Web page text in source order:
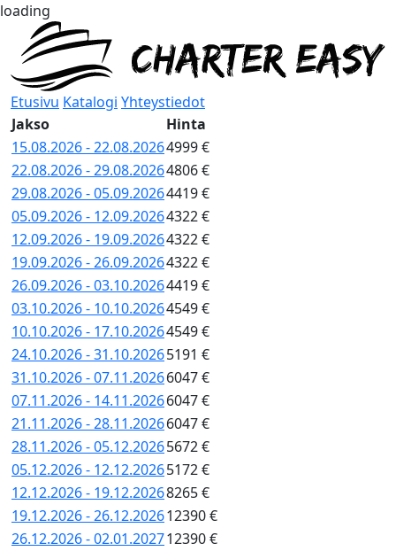
loading
Etusivu Katalogi Yhteystiedot
Jakso
Hinta
15.08.2026 - 22.08.20264999 €
22.08.2026 - 29.08.20264806 €
29.08.2026 - 05.09.20264419 €
05.09.2026 - 12.09.20264322 €
12.09.2026 - 19.09.20264322 €
19.09.2026 - 26.09.20264322 €
26.09.2026 - 03.10.20264419 €
03.10.2026 - 10.10.20264549 €
10.10.2026 - 17.10.20264549 €
24.10.2026 - 31.10.20265191 €
31.10.2026 - 07.11.20266047 €
07.11.2026 - 14.11.20266047 €
21.11.2026 - 28.11.20266047 €
28.11.2026 - 05.12.20265672 €
05.12.2026 - 12.12.20265172 €
12.12.2026 - 19.12.20268265 €
19.12.2026 - 26.12.202612390 €
26.12.2026 - 02.01.202712390 €